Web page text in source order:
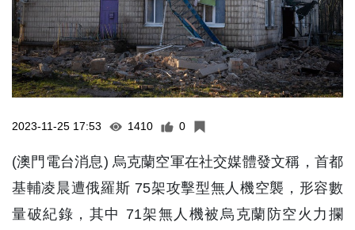
2023-11-25 17:53 1410 0
(澳門電台消息) 烏克蘭空軍在社交媒體發文稱，首都
基輔凌晨遭俄羅斯 75架攻擊型無人機空襲，形容數
量破紀錄，其中 71架無人機被烏克蘭防空火力攔